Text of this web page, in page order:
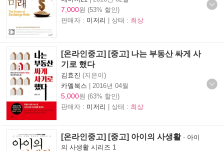
7,000원 (53% 할인)
판매자 : 미저리 | 상태 : 최상
[온라인중고] [중고] 나는 부동산 싸게 사
기로 했다
김효진 (지은이)
카멜북스 | 2016년 04월
5,000원 (63% 할인)
판매자 : 미저리 | 상태 : 최상
[온라인중고] [중고] 아이의 사생활- 아이
의 사생활 시리즈 1